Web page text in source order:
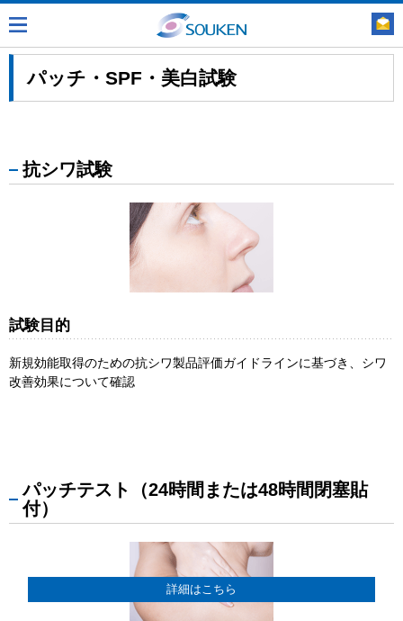
パッチ・SPF・美白試験
抗シワ試験
試験目的
新規効能取得のための抗シワ製品評価ガイドラインに基づき、シワ
改善効果について確認
詳細はこちら
パッチテスト（24時間または48時間閉塞貼
付）